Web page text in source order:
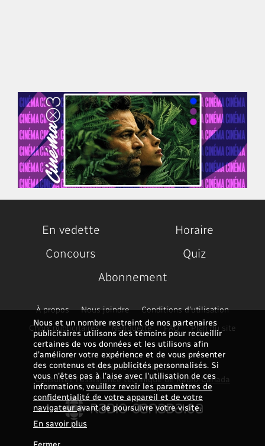
Nous et un nombre restreint de nos partenaires
publicitaires utilisons des témoins pour recueillir
certaines de vos données et les utilisons afin
d’améliorer votre expérience et de vous présenter
des contenus et des publicités personnalisés. Si
vous n'êtes pas à l'aise avec l'utilisation de ces
informations,veuillez revoir les paramètres de
confidentialité de votre appareil et de votre
navigateuravant de poursuivre votre visite.
En savoir plus
Fermer
En vedette
Horaire
Concours
Quiz
Abonnement
À propos Nous joindre
Conditions d'utilisation
Choix publicitaires
Nétiquette FAQ Plan du site
Problème technique ?
Consultez l'assistance technique de Radio-Canada